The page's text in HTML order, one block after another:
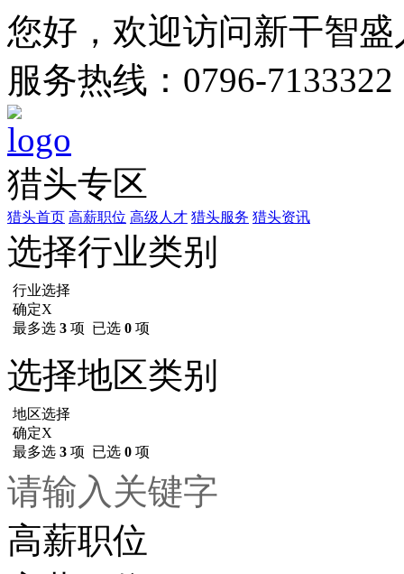
您好，欢迎访问新干智
服务热线：0796-7133322
猎头专区
猎头首页 高薪职位 高级人才 猎头服务 猎头资讯
选择行业类别
行业选择
确定X
最多选 3 项 已选 0 项
选择地区类别
地区选择
确定X
最多选 3 项 已选 0 项
请输入关键字
高薪职位